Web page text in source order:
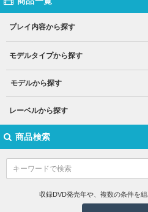
プレイ内容から探す
モデルタイプから探す
モデルから探す
レーベルから探す
商品検索
収録DVD発売年や、複数の条件を